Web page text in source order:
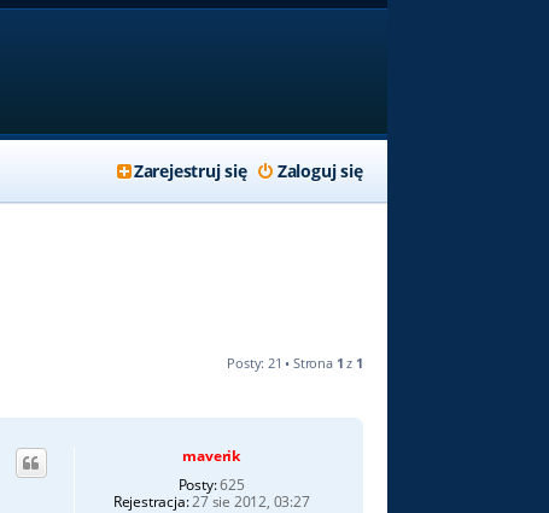
Zaloguj się
Zarejestruj się
Posty: 21 • Strona 1 z 1
maverik
Posty:625
Rejestracja:27 sie 2012, 03:27